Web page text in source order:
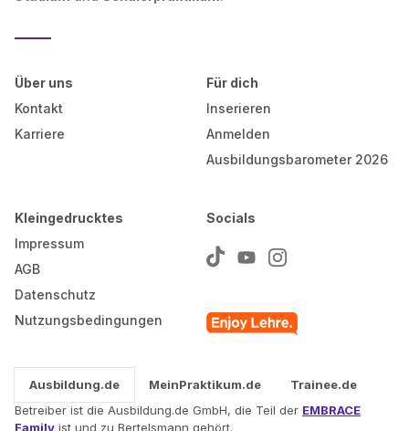
Über uns
Kontakt
Karriere
Für dich
Inserieren
Anmelden
Ausbildungsbarometer 2026
Kleingedrucktes
Impressum
AGB
Datenschutz
Nutzungsbedingungen
Socials
Ausbildung.de MeinPraktikum.de
Trainee.de
Betreiber ist die Ausbildung.de GmbH, die Teil der EMBRACE
Family ist und zu Bertelsmann gehört.